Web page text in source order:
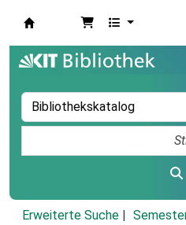
Erweiterte Suche